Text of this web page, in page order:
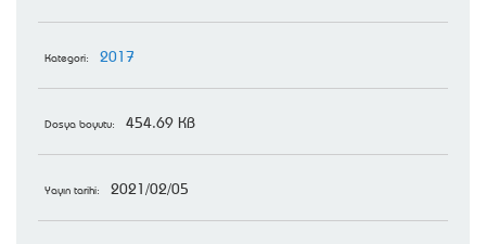
Kategori: 2017
Dosya boyutu: 454.69 KB
Yayın tarihi: 2021/02/05